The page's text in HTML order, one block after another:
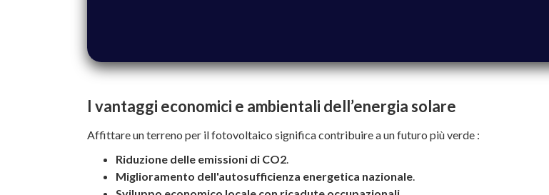
I vantaggi economici e ambientali dell’energia solare
Affittare un terreno per il fotovoltaico significa contribuire a un futuro più verde :
Riduzione delle emissioni di CO2
Miglioramento dell'autosufficienza energetica nazionale